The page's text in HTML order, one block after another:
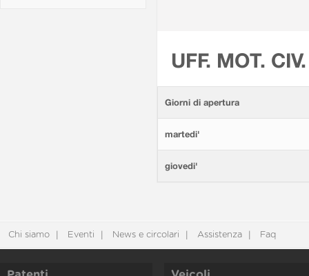
UFF. MOT.
Giorni di apertura
martedi'
giovedi'
Chi siamo Eventi News e circolari Assistenza Faq